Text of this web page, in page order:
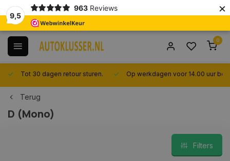
9,5
963 Reviews ×
0
Tot 30 dagen retour sturen. Op werkdagen voor 14.00 uur
Terug
D (Mono)
Filters